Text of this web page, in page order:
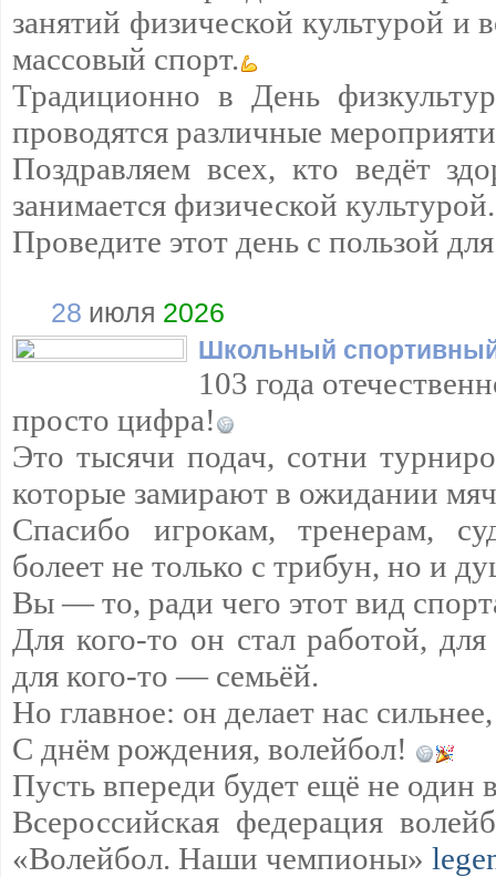
занятий физической культурой и
массовый спорт.
Традиционно в День
проводятся различные
Поздравляем всех, кто ведёт
занимается физической культурой.
Проведите этот день с пользой
28 июля 2026
Школьный
103 года
просто цифра!
Это тысячи подач, сотни
которые замирают в ожидании
Спасибо игрокам, тренерам,
болеет не только с трибун, но и
Вы — то, ради чего этот вид
Для кого-то он стал работой,
для кого-то — семьёй.
Но главное: он делает нас
С днём рождения, волейбол!
Пусть впереди будет ещё не один
Всероссийская федерация
«Волейбол. Наши чемпионы»